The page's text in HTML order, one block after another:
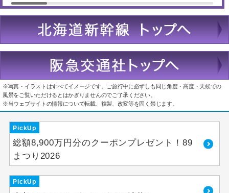
※写真・イラストはすべてイメージです。ご旅行中に必ずしも同じ角度・高度・天候での
風景をご覧いただけるとはかぎりませんのでご了承ください。
※当ウェブサイトの情報について転載、複製、改変等を固く禁じます。
PickUp
総額8,900万円分のクーポンプレゼント！89
まつり2026
PickUp